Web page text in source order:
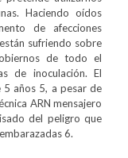
Haciendo oídos
de afecciones
sufriendo sobre
de todo el
de inoculación. El
años 5, a pesar de
ARN mensajero
del peligro que
6.